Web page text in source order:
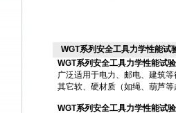
WGT系列安全工具力学性能试
WGT系列安全工具力学性能试
广泛适用于电力、邮电、建筑
其它软、硬材质（如绳、葫芦
WGT系列安全工具力学性能试